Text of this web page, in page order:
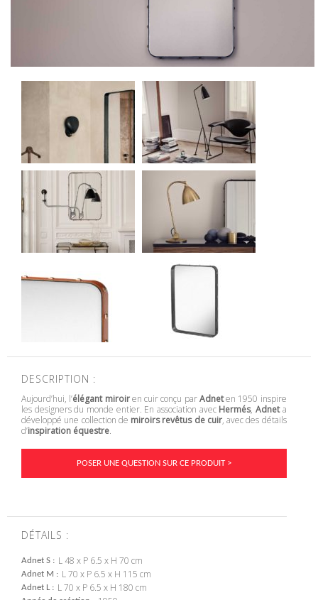
DESCRIPTION :
Aujourd’hui, l’élégant miroiren cuir conçu parAdneten 1950 inspire
les designers du monde entier. En association avec Hermés,Adneta
développé une collection de miroirs revêtus de cuir, avec des détails
d’inspiration équestre.
POSER UNE QUESTION SUR CE PRODUIT >
DÉTAILS :
Adnet S L 48 x P 6.5 x H 70 cm
Adnet M L 70 x P 6.5 x H 115 cm
Adnet L L 70 x P 6.5 x H 180 cm